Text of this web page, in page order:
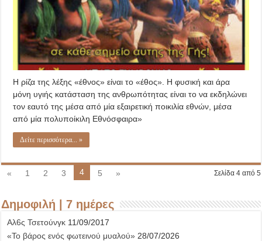
Η ρίζα της λέξης «έθνος» είναι το «έθος». Η φυσική και άρα
μόνη υγιής κατάσταση της ανθρωπότητας είναι το να εκδηλώνει
τον εαυτό της μέσα από μία εξαιρετική ποικιλία εθνών, μέσα
από μία πολυποίκιλη Εθνόσφαιρα»
Δείτε περισσότερα... »
Σελίδα 4 από 5
« 1 2 3 4 5 »
Δημοφιλή | 7 ημέρες
Αλ6ς Τσετούνγκ 11/09/2017
«Το βάρος ενός φωτεινού μυαλού» 28/07/2026